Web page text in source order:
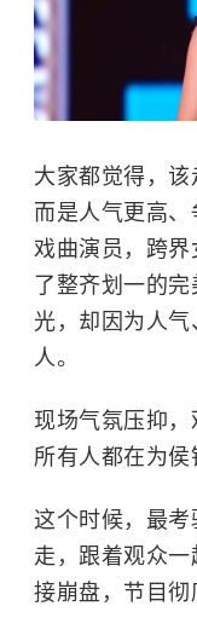
大家都觉得，该
而是人气更高
戏曲演员，跨界
了整齐划一的
光，却因为人
人。
现场气氛压抑，
所有人都在为侯
这个时候，最
走，跟着观众
接崩盘，节目彻